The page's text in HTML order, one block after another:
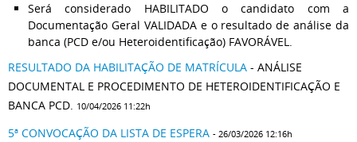
Será considerado HABILITADO o candidato com a
Documentação Geral VALIDADA e o resultado de análise da
banca (PCD e/ou Heteroidentificação) FAVORÁVEL.
RESULTADO DA HABILITAÇÃO DE MATRÍCULA - ANÁLISE
DOCUMENTAL E PROCEDIMENTO DE HETEROIDENTIFICAÇÃO E
BANCA PCD. 10/04/2026 11:22h
5ª CONVOCAÇÃO DA LISTA DE ESPERA - 26/03/2026 12:16h